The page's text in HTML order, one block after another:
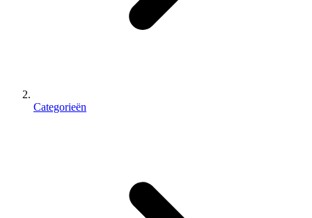
Categorieën